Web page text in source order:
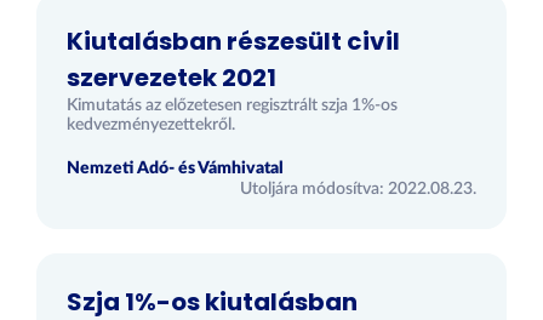
Kiutalásban részesült civil
szervezetek 2021
Kimutatás az előzetesen regisztrált szja 1%-os
kedvezményezettekről.
Nemzeti Adó- és Vámhivatal
Utoljára módosítva: 2022.08.23.
Szja 1%-os kiutalásban